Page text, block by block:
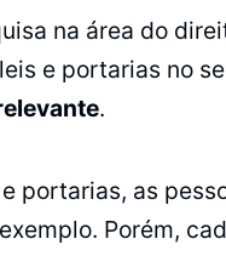
na área do
e portarias no
.
portarias, as
Porém,